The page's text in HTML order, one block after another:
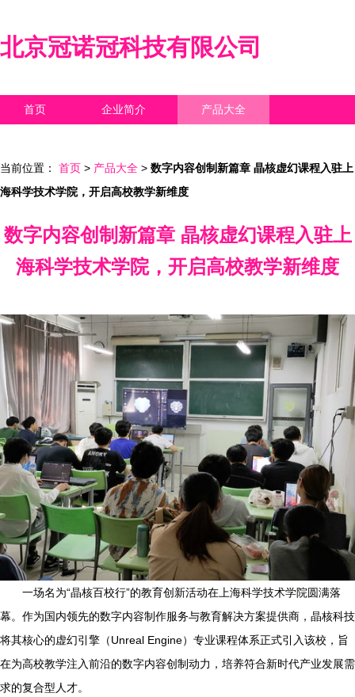
北京冠诺冠科技有限公司
首页 企业简介 产品大全
当前位置： 首页 > 产品大全 > 数字内容创制新篇章 晶核虚幻课程入驻上
海科学技术学院，开启高校教学新维度
数字内容创制新篇章 晶核虚幻课程入驻上
海科学技术学院，开启高校教学新维度
一场名为“晶核百校行”的教育创新活动在上海科学技术学院圆满落
幕。作为国内领先的数字内容制作服务与教育解决方案提供商，晶核科技
将其核心的虚幻引擎（Unreal Engine）专业课程体系正式引入该校，旨
在为高校教学注入前沿的数字内容创制动力，培养符合新时代产业发展需
求的复合型人才。